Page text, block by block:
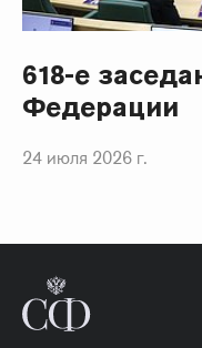
618-е
Федерации
24 июля 2026 г.